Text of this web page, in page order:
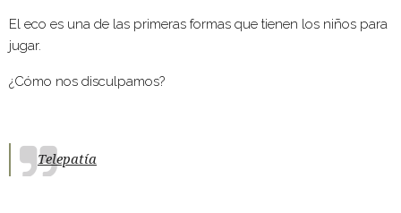
El eco es una de las primeras formas que tienen los niños para
jugar.
¿Cómo nos disculpamos?
Telepatía